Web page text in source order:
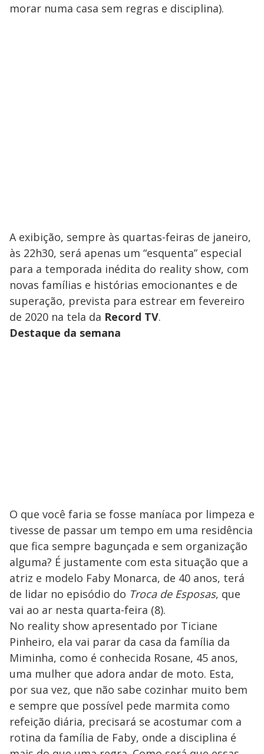
morar numa casa sem regras e disciplina).
A exibição, sempre às quartas-feiras de janeiro,
às 22h30, será apenas um “esquenta” especial
para a temporada inédita do reality show, com
novas famílias e histórias emocionantes e de
superação, prevista para estrear em fevereiro
de 2020 na tela da Record TV.
Destaque da semana
O que você faria se fosse maníaca por limpeza e
tivesse de passar um tempo em uma residência
que fica sempre bagunçada e sem organização
alguma? É justamente com esta situação que a
atriz e modelo Faby Monarca, de 40 anos, terá
de lidar no episódio do Troca de Esposas, que
vai ao ar nesta quarta-feira (8).
No reality show apresentado por Ticiane
Pinheiro, ela vai parar da casa da família da
Miminha, como é conhecida Rosane, 45 anos,
uma mulher que adora andar de moto. Esta,
por sua vez, que não sabe cozinhar muito bem
e sempre que possível pede marmita como
refeição diária, precisará se acostumar com a
rotina da família de Faby, onde a disciplina é